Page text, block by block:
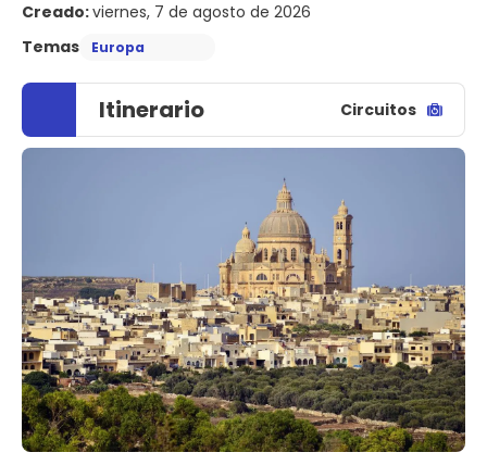
Creado:viernes, 7 de agosto de 2026
Temas
Europa
Itinerario Circuitos